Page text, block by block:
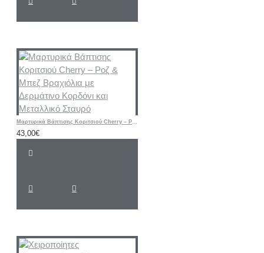
Μαρτυρικά Βάπτισης Κοριτσιού Cherry – Ροζ & Μπεζ Βραχιόλια με Δερμάτινο Κορδόνι και Μεταλλικό Σταυρό
43,00€